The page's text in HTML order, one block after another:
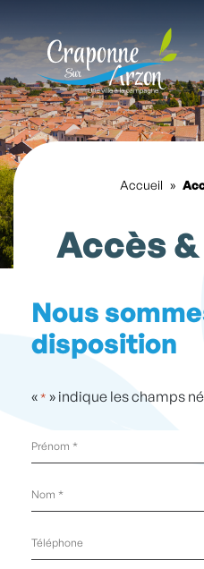
Accueil »
Accès
Nous
disposition
«* » indique les champs
*
*